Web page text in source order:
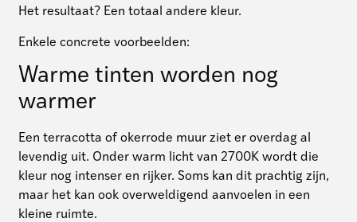
Het resultaat? Een totaal andere kleur.
Enkele concrete voorbeelden:
Warme tinten worden nog
warmer
Een terracotta of okerrode muur ziet er overdag al
levendig uit. Onder warm licht van 2700K wordt die
kleur nog intenser en rijker. Soms kan dit prachtig zijn,
maar het kan ook overweldigend aanvoelen in een
kleine ruimte.